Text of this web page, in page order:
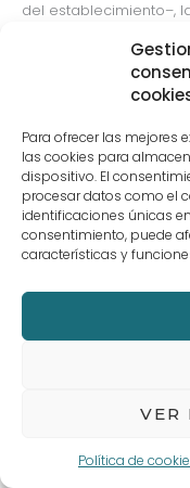
Para ofrecer las mejores
las cookies para
dispositivo. El
procesar datos como el
identificaciones únicas
consentimiento, puede
características y
VER
Política de
del establecimiento–,
calidad del agua de
que esta botella se
destinada a Unicef.
Bilbao Ostalaritza Goi
eta Bilbao Bizkaia
kanpainan parte
txorrotaren kontsumoa
Praktika hori oso
tokietan.